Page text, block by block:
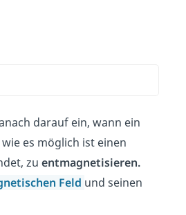
darauf ein, wann ein
es möglich ist einen
zu entmagnetisieren.
Feld und seinen